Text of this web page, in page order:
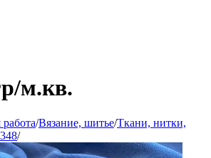
м.кв.
/Вязание, шитье/Ткани, нитки,
/